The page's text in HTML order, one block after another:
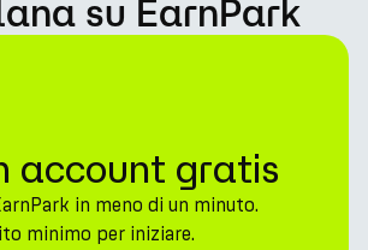
su EarnPark
account gratis
in meno di un minuto.
minimo per iniziare.